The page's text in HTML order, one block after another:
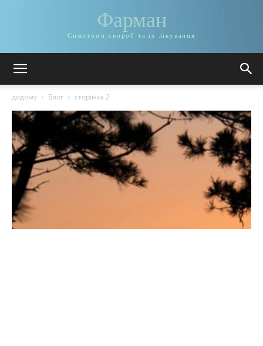
Фарман
Симптоми хвороб та їх лікування
додому Блог сторінка 2